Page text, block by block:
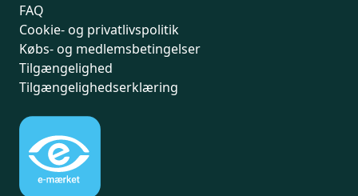
FAQ
Cookie- og privatlivspolitik
Købs- og medlemsbetingelser
Tilgængelighed
Tilgængelighedserklæring